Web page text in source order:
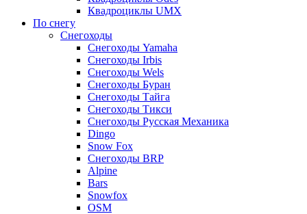
Квадроциклы UMX
По снегу
Снегоходы
Снегоходы Yamaha
Снегоходы Irbis
Снегоходы Wels
Снегоходы Буран
Снегоходы Тайга
Снегоходы Тикси
Снегоходы Русская Механика
Dingo
Snow Fox
Снегоходы BRP
Alpine
Bars
Snowfox
OSM